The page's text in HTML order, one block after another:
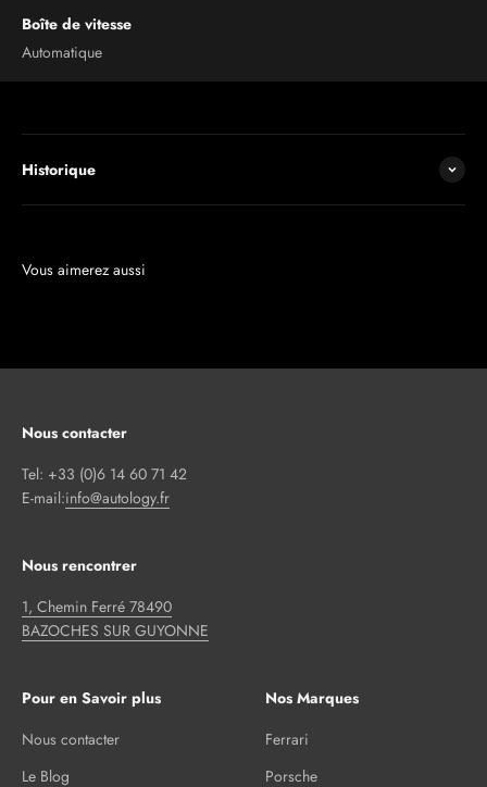
Boîte de vitesse
Automatique
Historique
Nous contacter
Tel: +33 (0)6 14 60 71 42
E-mail:info@autology.fr
Nous rencontrer
1, Chemin Ferré 78490
BAZOCHES SUR GUYONNE
Pour en Savoir plus
Nous contacter
Le Blog
Nos Marques
Ferrari
Porsche